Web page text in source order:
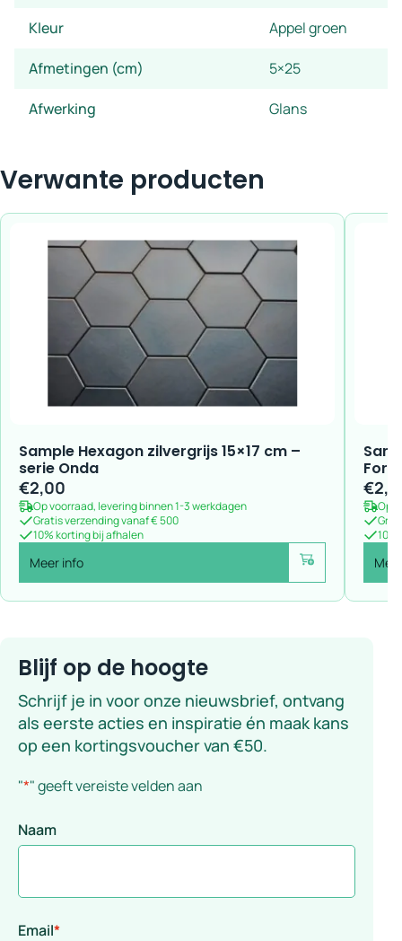
Kleur Appel groen
Afmetingen (cm) 5×25
Afwerking Glans
Verwante producten
Sample Hexagon zilvergrijs 15×17 cm –
serie Onda
€2,00
Op voorraad, levering binnen 1-3 werkdagen
Gratis verzending vanaf € 500
10% korting bij afhalen
Meer info Voeg toe
€
Op
Blijf op de hoogte
Schrijf je in voor onze nieuwsbrief, ontvang
als eerste acties en inspiratie én maak kans
op een kortingsvoucher van €50.
"*" geeft vereiste velden aan
Naam
Email*